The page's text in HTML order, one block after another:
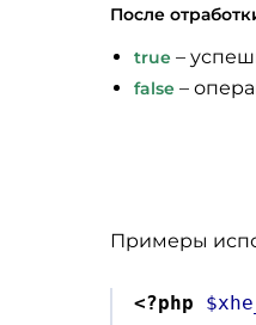
После
true –
false –
Примеры
<?php